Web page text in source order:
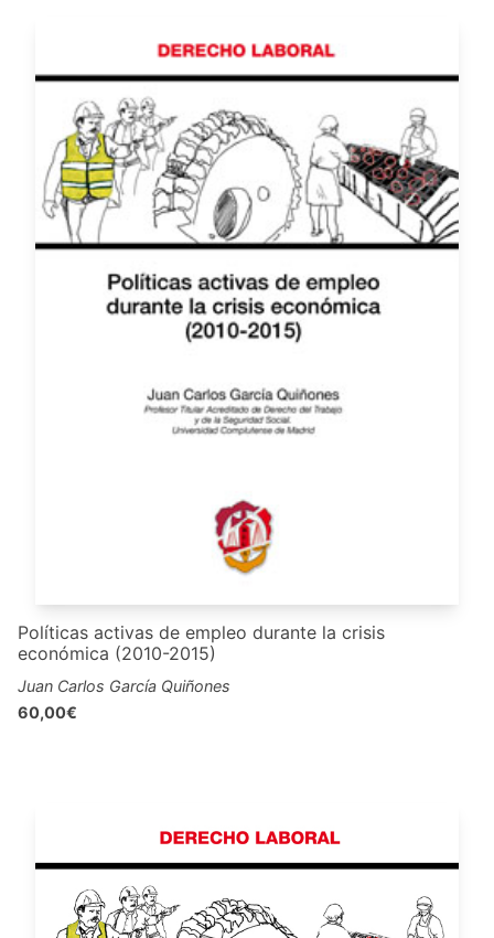
Políticas activas de empleo durante la crisis
económica (2010-2015)
Juan Carlos García Quiñones
60,00€